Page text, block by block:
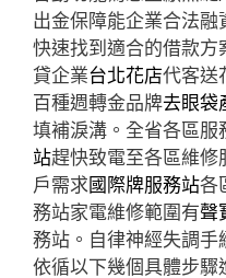
出金保障能企業合法融
快速找到適合的借款
貸企業台北花店代客送
百種週轉金品牌去眼袋
填補淚溝。全省各區服
站趕快致電至各區維
戶需求國際牌服務站各
務站家電維修範圍有聲
務站。自律神經失調手
依循以下幾個具體步